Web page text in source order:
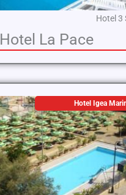
Hotel 3
Hotel La Pace
Hotel Igea